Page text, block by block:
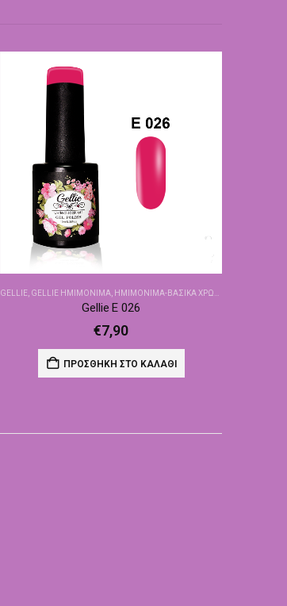
GELLIE, GELLIE ΗΜΙΜΌΝΙΜΑ, ΗΜΙΜΌΝΙΜΑ-ΒΑΣΙΚΆ ΧΡΏΜΑΤΑ
Gellie E 026
€7,90
ΠΡΟΣΘΉΚΗ ΣΤΟ ΚΑΛΆΘΙ